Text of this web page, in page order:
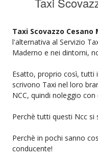
Taxi Scovazzo Cesano
l'alternativa al Servizio
Maderno e nei dintorni,
Esatto, proprio così, tutti
scrivono Taxi nel loro
NCC, quindi noleggio con
Perchè tutti questi Ncc si
Perchè in pochi sanno
conducente!